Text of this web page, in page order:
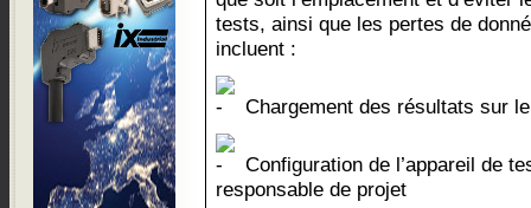
tests, ainsi que les pertes de
incluent :
Chargement des résultats sur
Configuration de l’appareil de
responsable de projet